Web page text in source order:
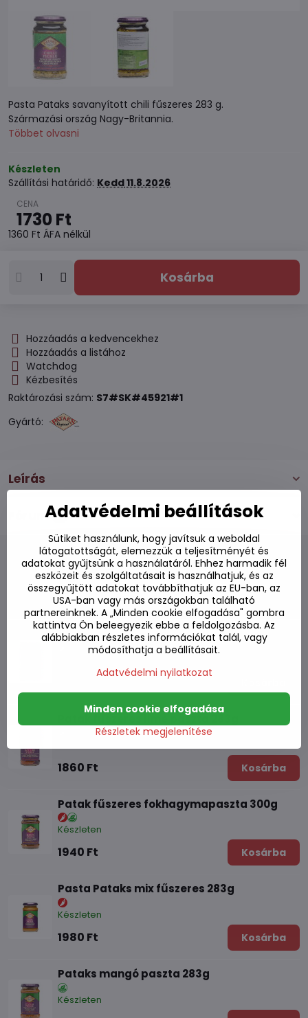
Pasta Pataks savanyított chili fűszeres 283 g.
Származási ország Nagy-Britannia.
Többet olvasni
Készleten
Szállítási határidő: Kedd11.8.2026
1730 Ft
1360 Ft ÁFA nélkül
Kosárba
Hozzáadás a kedvencekhez
Hozzáadás a listához
Watchdog
Kézbesítés
Raktározási szám: S7#SK#45921#1
Gyártó:
Leírás
Fórum 0
Alternatív termékek
Patak fűszeres mangó paszta 283g
Patak fűszeres lime paszta 283g
1860 Ft Kosárba
Patak fűszeres fokhagymapaszta 300g
Készleten
1940 Ft Kosárba
Pasta Pataks mix fűszeres 283g
Készleten
1980 Ft Kosárba
Pataks mangó paszta 283g
Készleten
Adatvédelmi beállítások
Sütiket használunk, hogy javítsuk a weboldal
látogatottságát, elemezzük a teljesítményét és
adatokat gyűjtsünk a használatáról. Ehhez harmadik fél
eszközeit és szolgáltatásait is használhatjuk, és az
összegyűjtött adatokat továbbíthatjuk az EU-ban, az
USA-ban vagy más országokban található
partnereinknek. A „Minden cookie elfogadása" gombra
kattintva Ön beleegyezik ebbe a feldolgozásba. Az
alábbiakban részletes információkat talál, vagy
módosíthatja a beállításait.
Adatvédelmi nyilatkozat
Részletek megjelenítése
Minden cookie elfogadása